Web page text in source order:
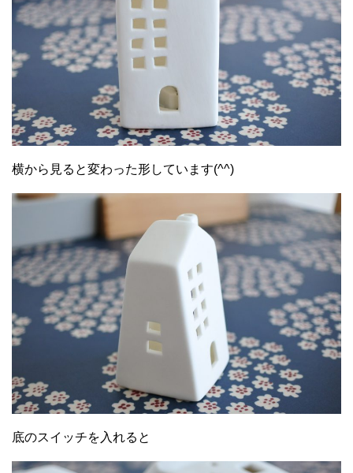
横から見ると変わった形しています(^^)
底のスイッチを入れると